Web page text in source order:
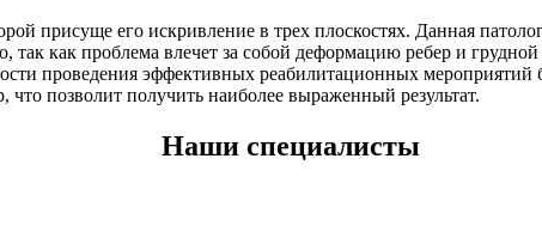
присуще его искривление в трех плоскостях. Данная
так как проблема влечет за собой деформацию ребер и
проведения эффективных реабилитационных
позволит получить наиболее выраженный результат.
Наши специалисты